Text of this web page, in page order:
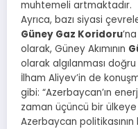
muhtemeli artmaktadır.
Ayrıca, bazı siyasi
Güney Gaz Koridoru
olarak, Güney Akımının
olarak algılanması
İlham Aliyev’in de
gibi: “Azerbaycan’ın
zaman üçüncü bir
Azerbaycan politikasının